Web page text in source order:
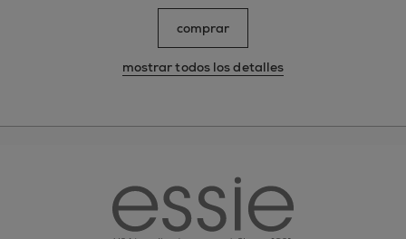
comprar
mostrar todos los detalles